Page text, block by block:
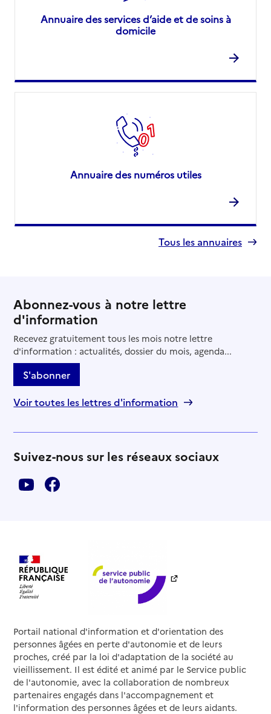
Annuaire des services d’aide et de soins à
domicile
Annuaire des numéros utiles
Tous les annuaires
Abonnez-vous à notre lettre
d'information
Recevez gratuitement tous les mois notre lettre
d'information : actualités, dossier du mois, agenda...
S'abonner
Voir toutes les lettres d'information
Suivez-nous sur les réseaux sociaux
Portail national d'information et d'orientation des
personnes âgées en perte d'autonomie et de leurs
proches, créé par la loi d'adaptation de la société au
vieillissement. Il est édité et animé par le Service public
de l'autonomie, avec la collaboration de nombreux
partenaires engagés dans l'accompagnement et
l'information des personnes âgées et de leurs aidants.